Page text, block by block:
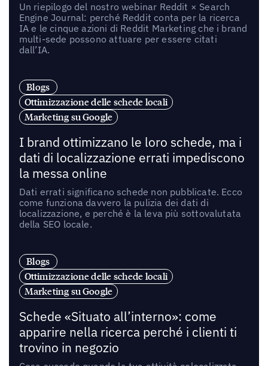
Un riepilogo del nostro webinar Reddit × Search
Engine Journal: perché Reddit conta per la ricerca
IA e le cinque azioni di Reddit Marketing che i brand
multi-sede possono attuare per essere citati
dall’IA.
Blogs
Ottimizzazione delle schede locali
Marketing su Google
I brand ottimizzano le loro schede, ma i
dati di localizzazione errati impediscono
la messa online
Dati errati significano schede non pubblicate. Ecco
come funziona davvero la pulizia dei dati di
localizzazione, e perché è la leva più sottovalutata
della SEO locale.
Blogs
Ottimizzazione delle schede locali
Marketing su Google
Schede «Situato all’interno»: come
apparire nella ricerca perché i clienti ti
trovino in negozio